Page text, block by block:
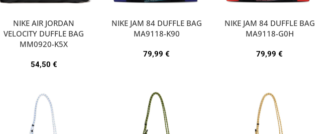
NIKE AIR JORDAN
VELOCITY DUFFLE BAG
MM0920-K5X
54,50 €
NIKE JAM 84 DUFFLE BAG
MA9118-K90
79,99€
NIKE JAM 84 DUFFLE BAG
MA9118-G0H
79,99€